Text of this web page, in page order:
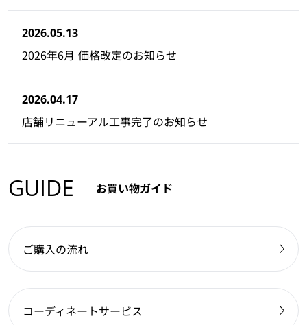
2026.05.13
2026年6月 価格改定のお知らせ
2026.04.17
店舗リニューアル工事完了のお知らせ
GUIDE お買い物ガイド
ご購入の流れ
コーディネートサービス